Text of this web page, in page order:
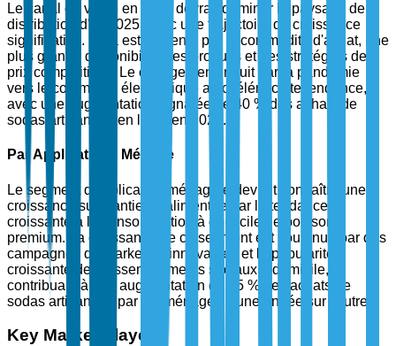
Le canal de vente en ligne devrait dominer le paysage de
distribution d'ici 2025, avec une trajectoire de croissance
significative. Cela est alimenté par la commodité d'achat, une
plus grande disponibilité des produits et des stratégies de
prix compétitives. Le changement induit par la pandémie
vers le commerce électronique a accéléré cette tendance,
avec une augmentation signalée de 40 % des achats de
sodas artisanaux en ligne en 2024.
Par Application : Ménage
Le segment d'application ménagère devrait connaître une
croissance substantielle, alimentée par la tendance
croissante à la consommation à domicile de boissons
premium. La croissance de ce segment est soutenue par des
campagnes de marketing innovantes et la popularité
croissante des rassemblements sociaux à domicile,
contribuant à une augmentation de 25 % des achats de
sodas artisanaux par les ménages d'une année sur l'autre.
Key Market Players